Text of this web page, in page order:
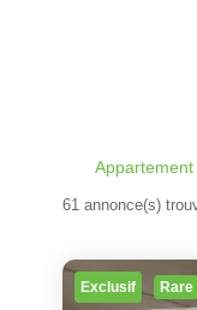
61 annonce(s)
Exclusif Rare